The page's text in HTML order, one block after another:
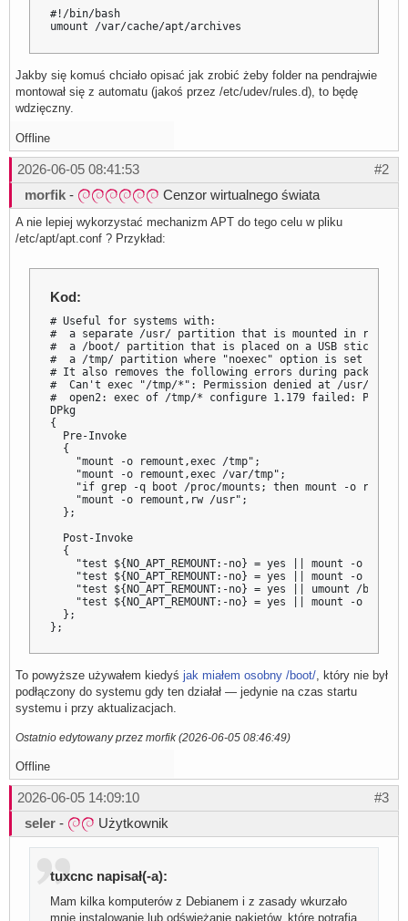
#!/bin/bash
umount /var/cache/apt/archives
Jakby się komuś chciało opisać jak zrobić żeby folder na pendrajwie
montował się z automatu (jakoś przez /etc/udev/rules.d), to będę
wdzięczny.
Offline
#2
2026-06-05 08:41:53
morfik - Cenzor wirtualnego świata
A nie lepiej wykorzystać mechanizm APT do tego celu w pliku
/etc/apt/apt.conf ? Przykład:
Kod:
# Useful for systems with:
#  a separate /usr/ partition that is mounted in read
#  a /boot/ partition that is placed on a USB stick
#  a /tmp/ partition where "noexec" option is set
# It also removes the following errors during package
#  Can't exec "/tmp/*": Permission denied at /usr/share/
#  open2: exec of /tmp/* configure 1.179 failed:
DPkg
{
  Pre-Invoke
  {
    "mount -o remount,exec /tmp";
    "mount -o remount,exec /var/tmp";
"if grep -q boot /proc/mounts; then mount -o
    "mount -o remount,rw /usr";
  };
  Post-Invoke
  {
"test ${NO_APT_REMOUNT:-no} = yes || mount -o
"test ${NO_APT_REMOUNT:-no} = yes || mount -o
"test ${NO_APT_REMOUNT:-no} = yes || umount /boot
"test ${NO_APT_REMOUNT:-no} = yes || mount -o
  };
};
To powyższe używałem kiedyś jak miałem osobny /boot/, który nie był
podłączony do systemu gdy ten działał — jedynie na czas startu
systemu i przy aktualizacjach.
Ostatnio edytowany przez morfik (2026-06-05 08:46:49)
Offline
#3
2026-06-05 14:09:10
seler - Użytkownik
tuxcnc napisał(-a):
Mam kilka komputerów z Debianem i z zasady wkurzało
mnie instalowanie lub odświeżanie pakietów, które potrafią